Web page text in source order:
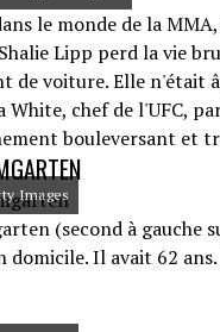
le monde de la
Lipp perd la vie
de voiture. Elle n'était
White, chef de l'UFC,
bouleversant et
Images
(second à gauche
domicile. Il avait 62